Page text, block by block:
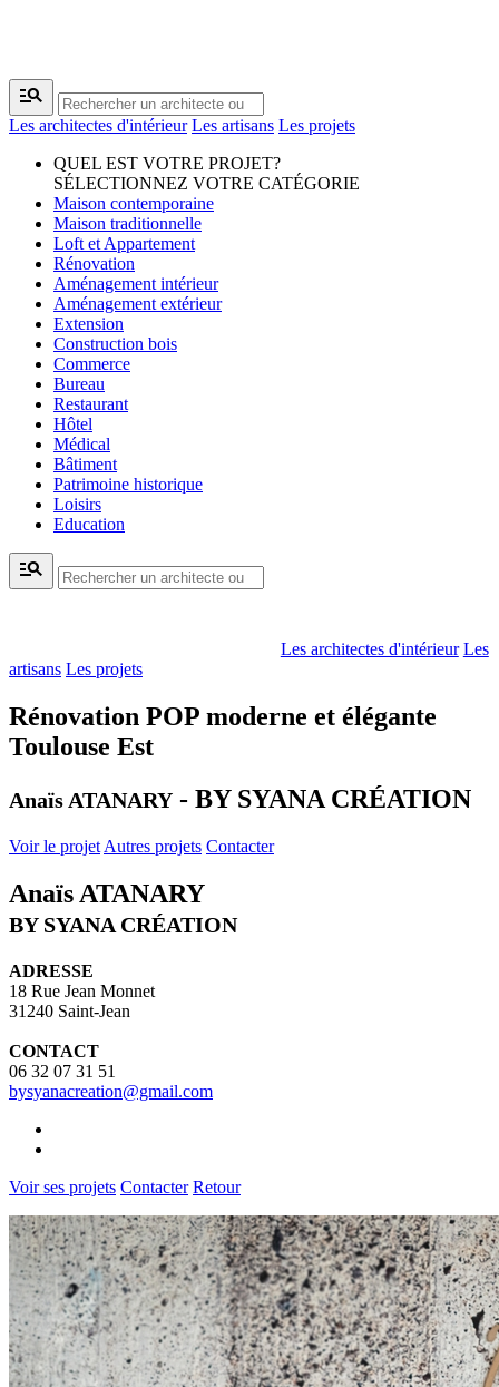
manage_search
Les architectes d'intérieur Les artisans Les projets
QUEL EST VOTRE PROJET?
SÉLECTIONNEZ VOTRE CATÉGORIE
Maison contemporaine
Maison traditionnelle
Loft et Appartement
Rénovation
Aménagement intérieur
Aménagement extérieur
Extension
Construction bois
Commerce
Bureau
Restaurant
Hôtel
Médical
Bâtiment
Patrimoine historique
Loisirs
Education
manage_search
Les architectes d'intérieur Les
artisans Les projets
Rénovation POP moderne et élégante
Toulouse Est
Anaïs ATANARY - BY SYANA CRÉATION
Voir le projet Autres projets Contacter
Anaïs ATANARY
BY SYANA CRÉATION
ADRESSE
18 Rue Jean Monnet
31240 Saint-Jean
CONTACT
06 32 07 31 51
bysyanacreation@gmail.com
Voir ses projets Contacter Retour